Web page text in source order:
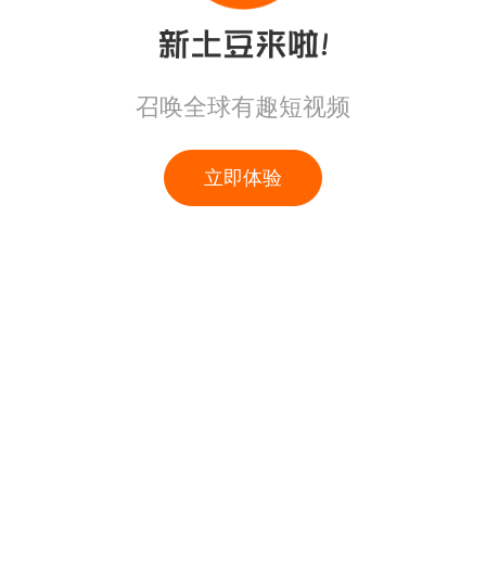
召唤全球有趣短视频
立即体验